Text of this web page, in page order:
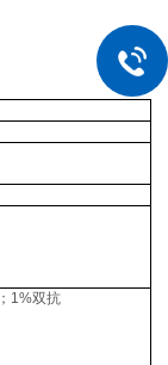
1%双抗